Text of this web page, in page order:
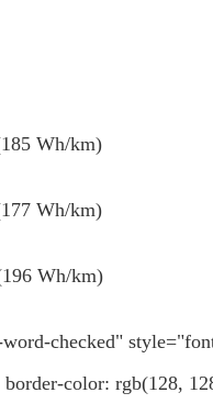
Wh/km)
Wh/km)
Wh/km)
checked"
border-color: rgb(128,